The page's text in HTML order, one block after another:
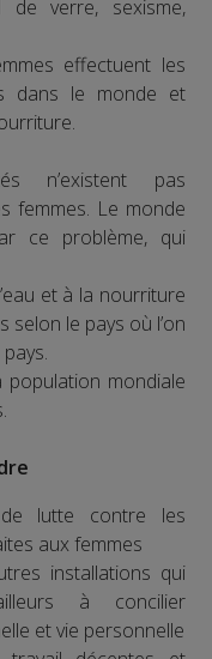
de verre, sexisme,
effectuent les
dans le monde et
n’existent pas
femmes. Le monde
ce problème, qui
et à la nourriture
selon le pays où l’on
population mondiale
lutte contre les
aux femmes
installations qui
à concilier
et vie personnelle